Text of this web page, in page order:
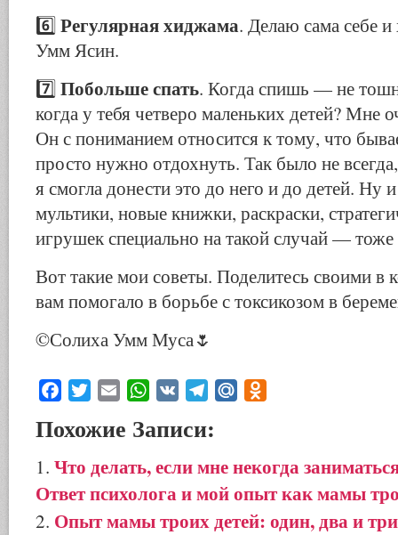
6️⃣Регулярная хиджама. Делаю сама себе
Умм Ясин.
7️⃣Побольше спать. Когда спишь — не
когда у тебя четверо маленьких детей? Мне
Он с пониманием относится к тому, что
просто нужно отдохнуть. Так было не
я смогла донести это до него и до детей. Ну
мультики, новые книжки, раскраски,
игрушек специально на такой случай —
Вот такие мои советы. Поделитесь своими в
вам помогало в борьбе с токсикозом в
©️Солиха Умм Муса🌷
Facebook
Twitter Email WhatsApp
VK TelegramMail.Ru
Похожие Записи:
Что делать, если мне некогда
Ответ психолога и мой опыт как мамы
Опыт мамы троих детей: один, два и